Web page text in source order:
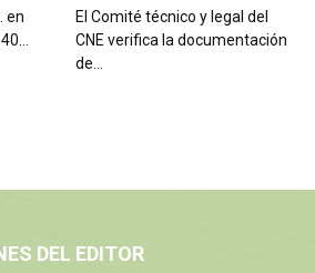
en
El Comité técnico y legal del
CNE verifica la documentación
de...
DEL EDITOR